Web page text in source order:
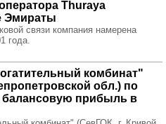
Thuraya
Эмираты
связи компания намерена
года.
комбинат"
обл.) по
балансовую прибыль в